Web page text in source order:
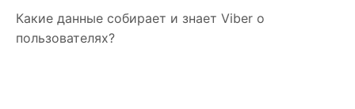
Какие данные собирает и знает Viber о
пользователях?